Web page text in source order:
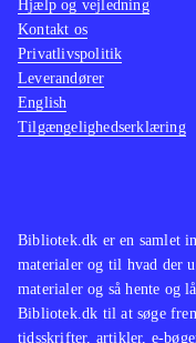
Medal of honor
Det hjælper
benytter
eventuelt et
fans af genren er
omgivelser og
fortjener at blive
Bibliotek.dk er en samlet
materialer og til hvad der
materialer og så hente og
Bibliotek.dk til at søge
tidsskrifter, artikler, e-
Hjælp og vejledning
Kontakt os
Privatlivspolitik
Leverandører
English
Tilgængelighedserklæring